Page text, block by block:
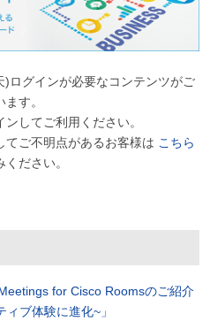
ログインが必要なコンテンツがご
ます。
してご利用ください。
てご不明点があるお客様は こちら
ください。
for Cisco Roomsのご紹介
ブ体験に進化~」